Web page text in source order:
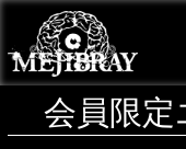
会員限